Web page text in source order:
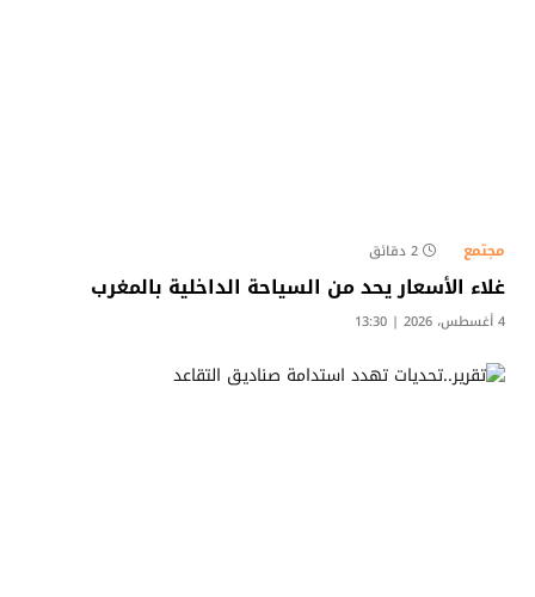
مجتمع 2 دقائق
غلاء الأسعار يحد من السياحة الداخلية بالمغرب
4 أغسطس، 2026 | 13:30